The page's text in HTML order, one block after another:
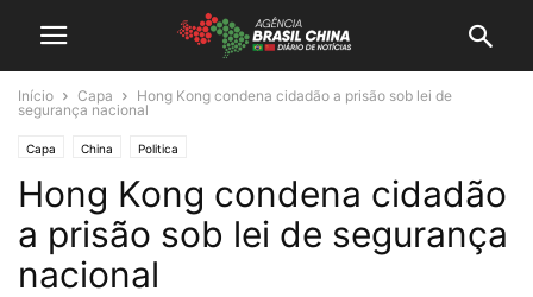
Início Capa
Hong Kong condena cidadão a prisão sob lei de
segurança nacional
Capa China Politica
Hong Kong condena cidadão
a prisão sob lei de segurança
nacional